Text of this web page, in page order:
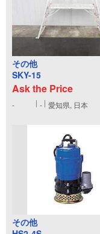
その他
SKY-15
Ask the Price
- - 愛知県, 日本
その他